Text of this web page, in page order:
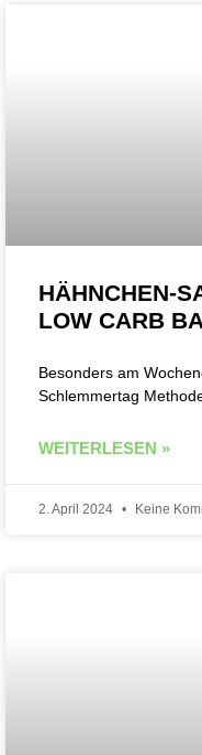
HÄHNCHEN-
LOW CARB
Besonders am
Schlemmertag
WEITERLESEN »
2. April 2024 Keine